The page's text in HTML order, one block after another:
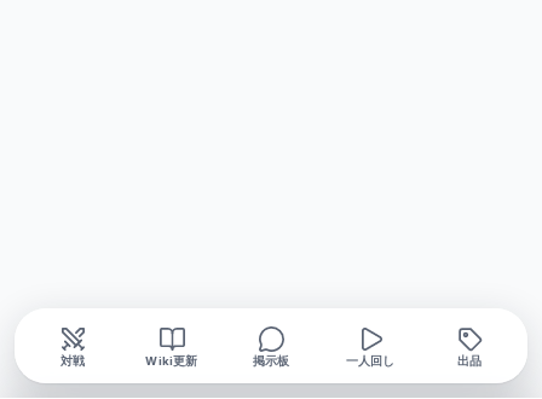
対戦 Wiki更新 掲示板 一人回し 出品